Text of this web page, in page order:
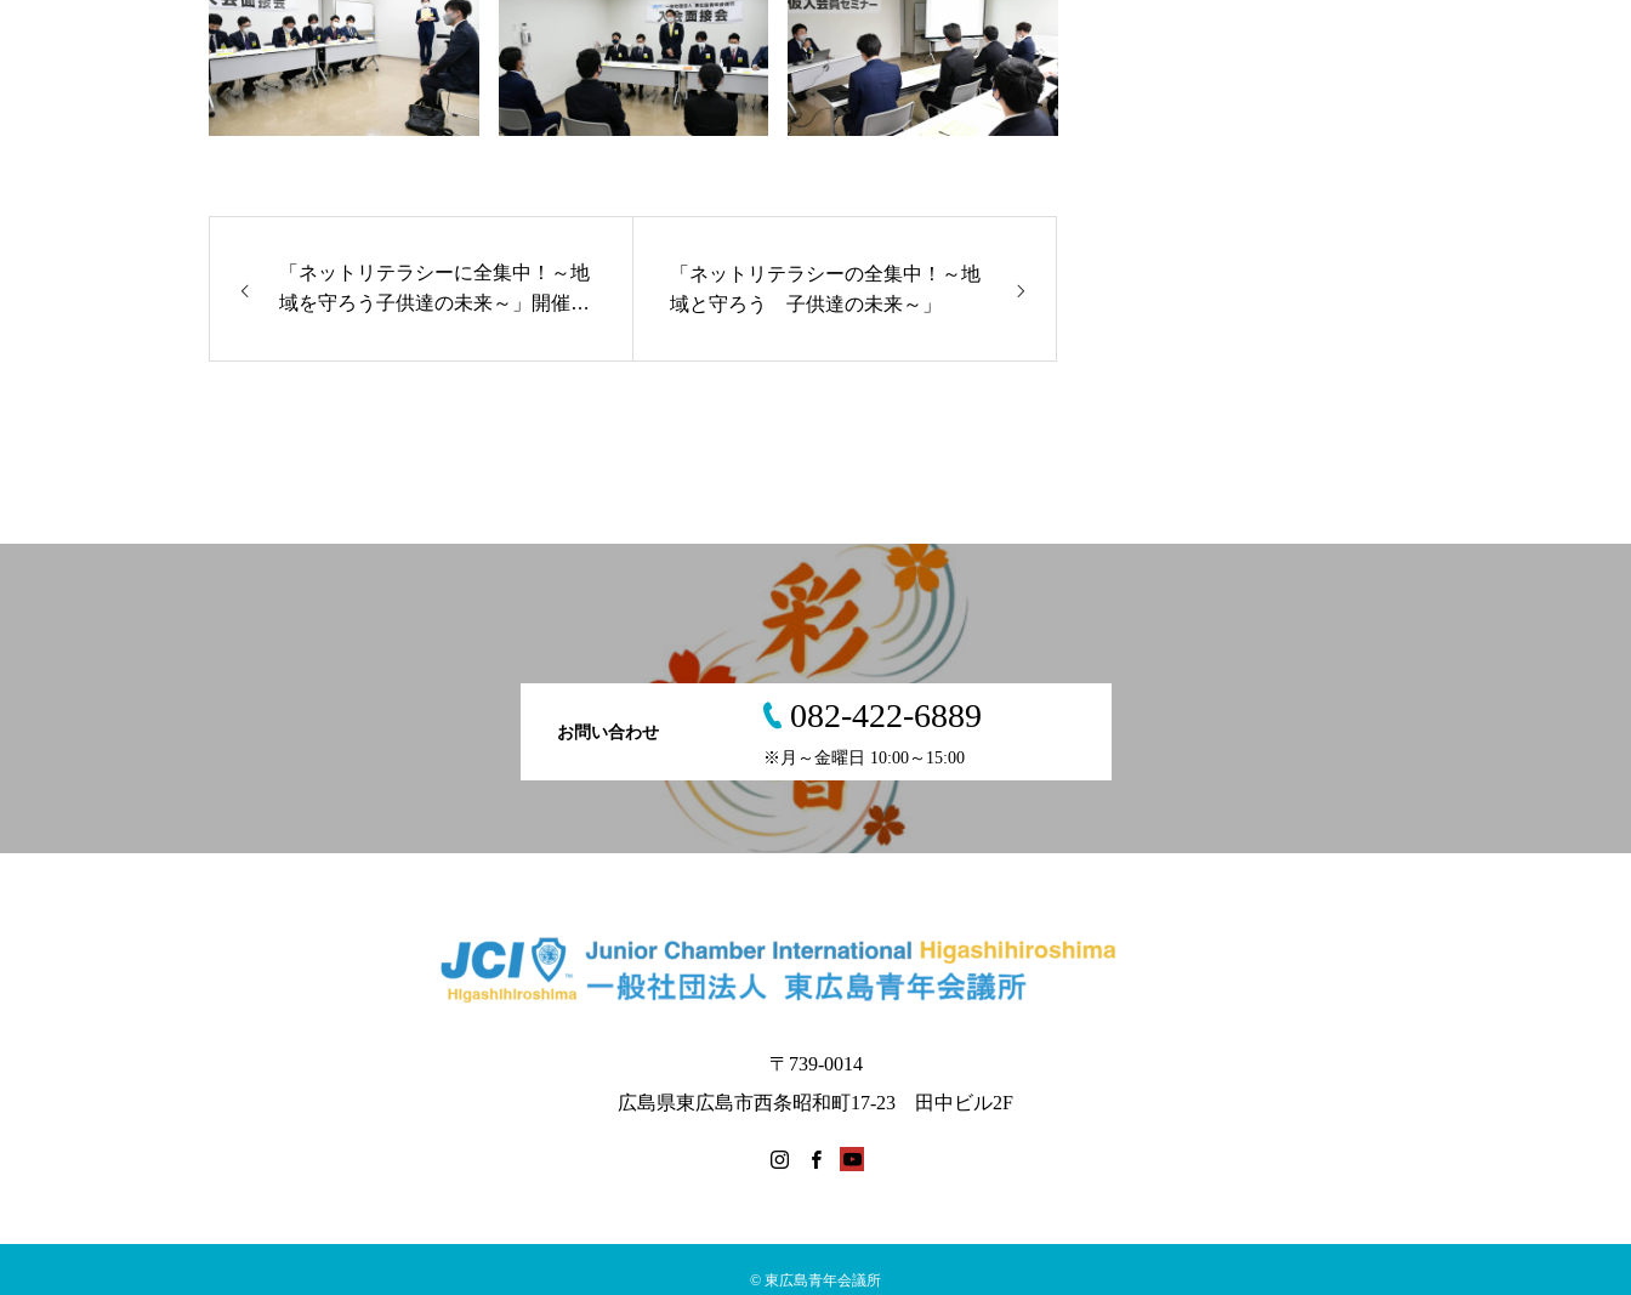
「ネットリテラシーに全集中！～地
域を守ろう子供達の未来～」開催決
「ネットリテラシーの全集中！～地
域と守ろう 子供達の未来～」
お問い合わせ 082-422-6889
※月～金曜日 10:00～15:00
〒739-0014
広島県東広島市西条昭和町17-23 田中ビル2F
© 東広島青年会議所